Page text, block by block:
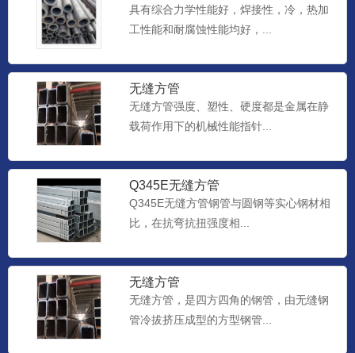
具有综合力学性能好，焊接性，冷，热加
工性能和耐腐蚀性能均好，...
无缝方管
无缝方管强度、塑性、硬度都是金属在静
载荷作用下的机械性能指针...
Q345E无缝方管
Q345E无缝方管钢管与圆钢等实心钢材相
比，在抗弯抗扭强度相...
无缝方管
无缝方管，是四方四角的钢管，由无缝钢
管冷拔挤压成型的方型钢管...